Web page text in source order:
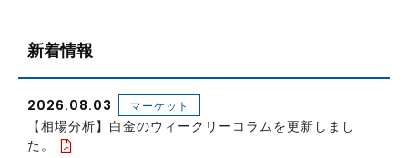
新着情報
2026.08.03 マーケット
【相場分析】白金のウィークリーコラムを更新しまし
た。